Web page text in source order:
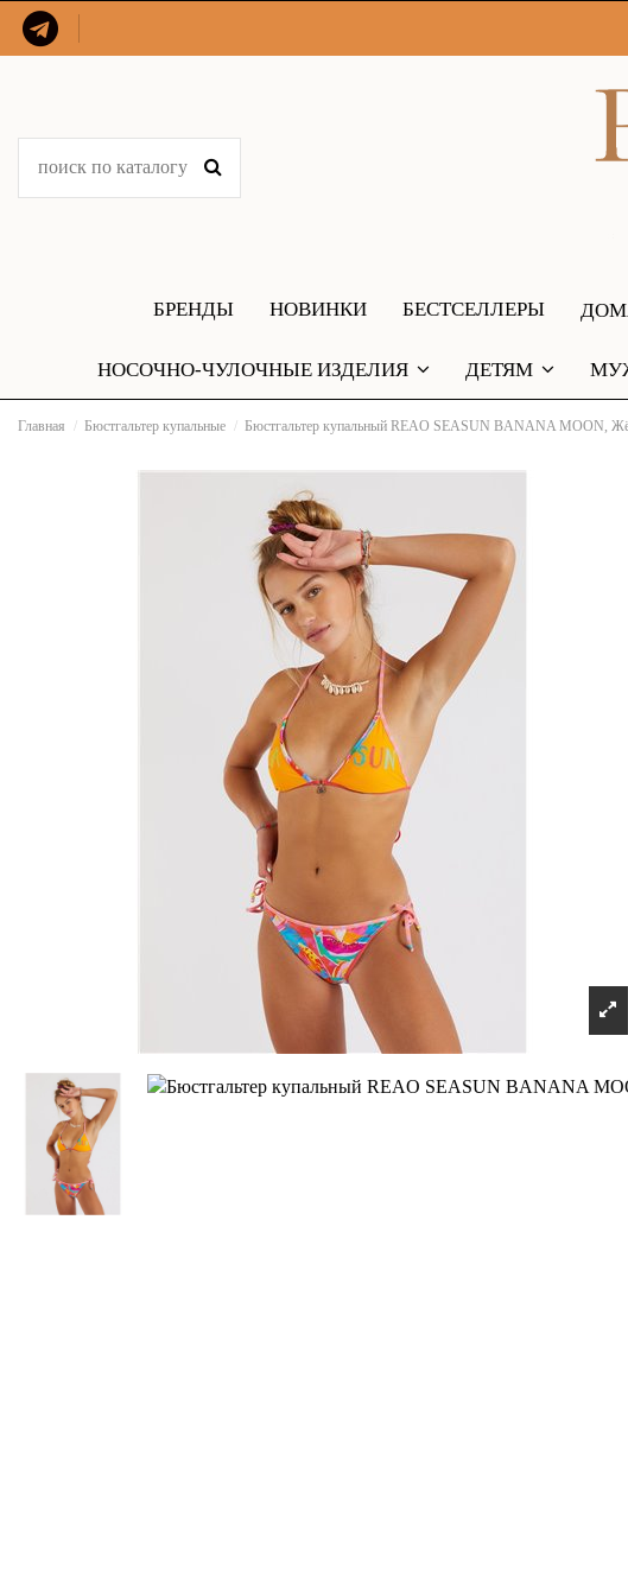
БРЕНДЫ НОВИНКИ БЕСТСЕЛЛЕРЫ
НОСОЧНО-ЧУЛОЧНЫЕ ИЗДЕЛИЯ ДЕТЯМ
Главная Бюстгальтер купальные Бюстгальтер купальный REAO SEASUN BANANA MOON,